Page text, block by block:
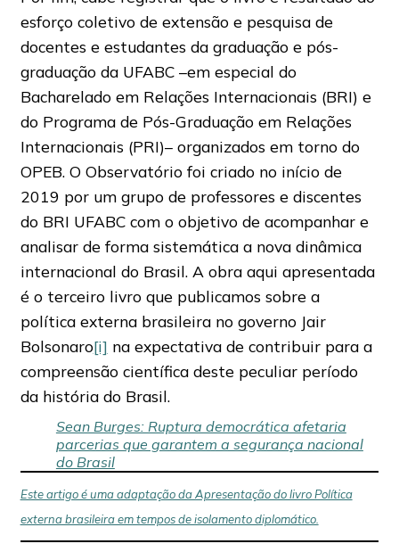
esforço coletivo de extensão e pesquisa de
docentes e estudantes da graduação e pós-
graduação da UFABC –em especial do
Bacharelado em Relações Internacionais (BRI) e
do Programa de Pós-Graduação em Relações
Internacionais (PRI)– organizados em torno do
OPEB. O Observatório foi criado no início de
2019 por um grupo de professores e discentes
do BRI UFABC com o objetivo de acompanhar e
analisar de forma sistemática a nova dinâmica
internacional do Brasil. A obra aqui apresentada
é o terceiro livro que publicamos sobre a
política externa brasileira no governo Jair
Bolsonaro[i] na expectativa de contribuir para a
compreensão científica deste peculiar período
da história do Brasil.
Sean Burges: Ruptura democrática afetaria
parcerias que garantem a segurança nacional
do Brasil
Este artigo é uma adaptação da Apresentação do livro Política
externa brasileira em tempos de isolamento diplomático.